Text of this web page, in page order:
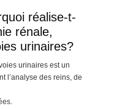
réalise-t-
rénale,
urinaires?
urinaires est un
l’analyse des reins, de